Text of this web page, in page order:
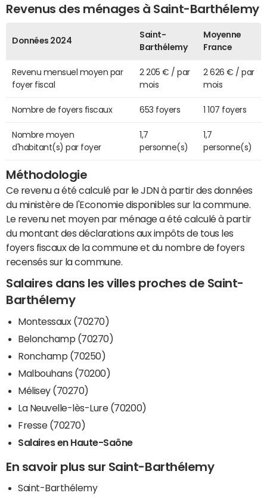
Revenus des ménages à Saint-Barthélemy
Données 2024
Saint-
Barthélemy
Moyenne
France
Revenu mensuel moyen par
foyer fiscal
2 205 € / par
mois
2 626 € / par
mois
Nombre de foyers fiscaux 653 foyers 1 107 foyers
Nombre moyen
d'habitant(s) par foyer
1,7
personne(s)
1,7
personne(s)
Méthodologie
Ce revenu a été calculé par le JDN à partir des données
du ministère de l'Economie disponibles sur la commune.
Le revenu net moyen par ménage a été calculé à partir
du montant des déclarations aux impôts de tous les
foyers fiscaux de la commune et du nombre de foyers
recensés sur la commune.
Salaires dans les villes proches de Saint-
Barthélemy
Montessaux (70270)
Belonchamp (70270)
Ronchamp (70250)
Malbouhans (70200)
Mélisey (70270)
La Neuvelle-lès-Lure (70200)
Fresse (70270)
Salaires en Haute-Saône
En savoir plus sur Saint-Barthélemy
Saint-Barthélemy